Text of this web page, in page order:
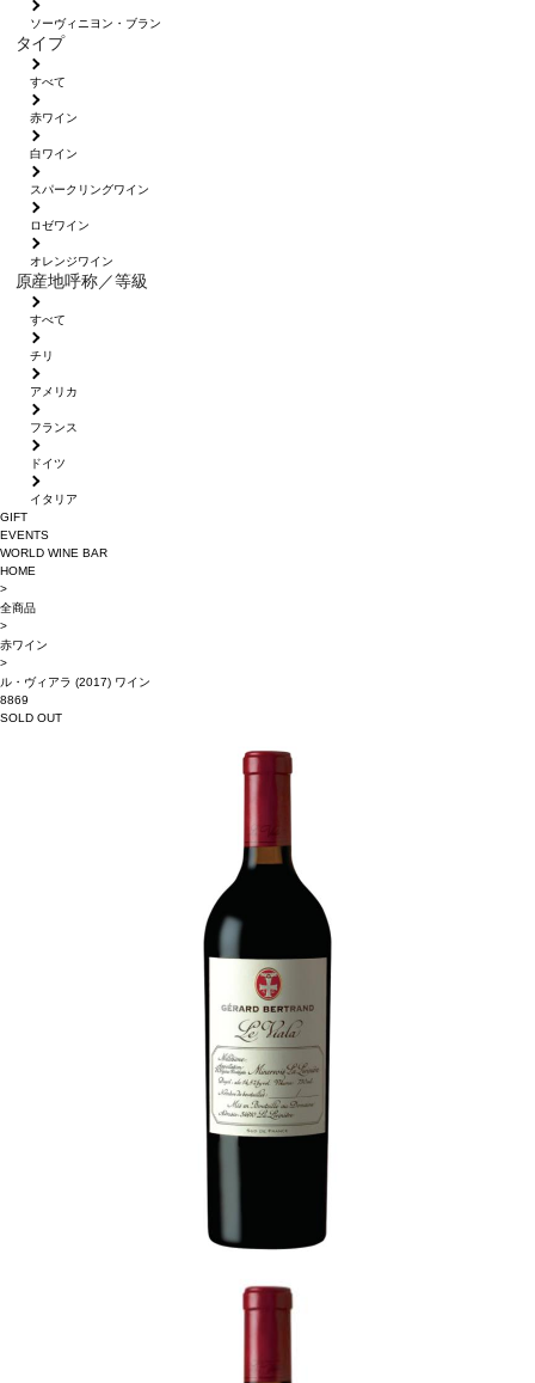
ソーヴィニヨン・ブラン
タイプ
すべて
赤ワイン
白ワイン
スパークリングワイン
ロゼワイン
オレンジワイン
原産地呼称／等級
すべて
チリ
アメリカ
フランス
ドイツ
イタリア
GIFT
EVENTS
WORLD WINE BAR
HOME
>
全商品
>
赤ワイン
>
ル・ヴィアラ (2017) ワイン
8869
SOLD OUT